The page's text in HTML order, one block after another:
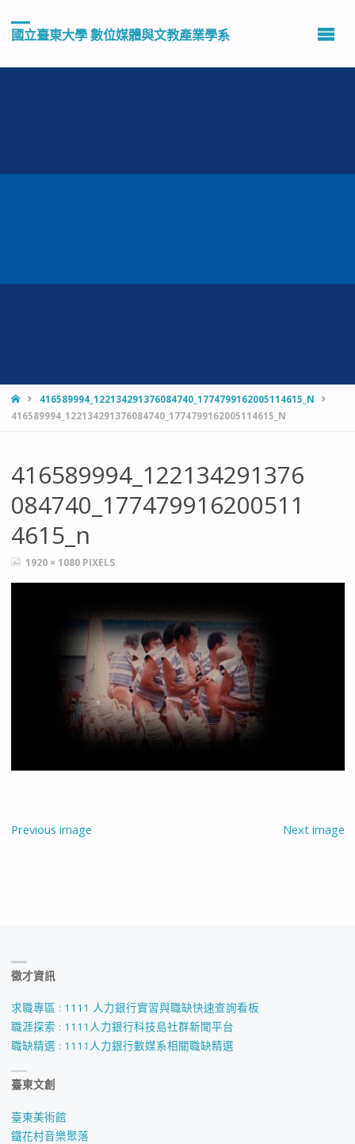
國立臺東大學 數位媒體與文教產業學系
HOME416589994_122134291376084740_1774799162005114615_N
416589994_122134291376084740_1774799162005114615_N
416589994_122134291376
084740_177479916200511
4615_n
FULL1920 × 1080 PIXELS
Previous image Next image
徵才資訊
求職專區 : 1111 人力銀行實習與職缺快速查詢看板
職涯探索 : 1111人力銀行科技島社群新聞平台
職缺精選 : 1111人力銀行數媒系相關職缺精選
臺東文創
臺東美術館
鐵花村音樂聚落